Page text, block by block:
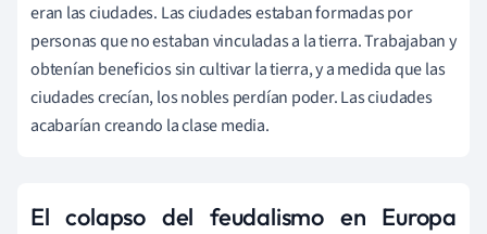
eran las ciudades. Las ciudades estaban formadas por
personas que no estaban vinculadas a la tierra. Trabajaban y
obtenían beneficios sin cultivar la tierra, y a medida que las
ciudades crecían, los nobles perdían poder. Las ciudades
acabarían creando la clase media.
El colapso del feudalismo en Europa